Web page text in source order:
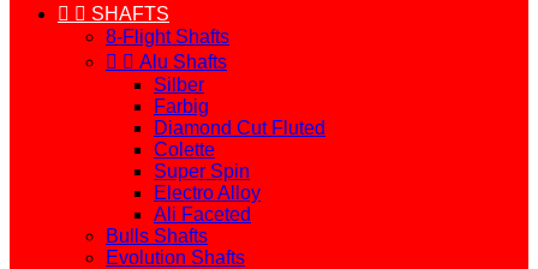
  SHAFTS
8-Flight Shafts
  Alu Shafts
Silber
Farbig
Diamond Cut Fluted
Colette
Super Spin
Electro Alloy
Ali Faceted
Bulls Shafts
Evolution Shafts